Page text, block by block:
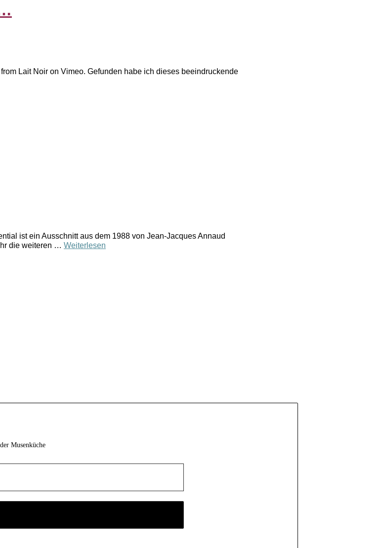
Lait Noir on Vimeo. Gefunden habe ich dieses beeindruckende
ist ein Ausschnitt aus dem 1988 von Jean-Jacques Annaud
die weiteren … Weiterlesen
Musenküche